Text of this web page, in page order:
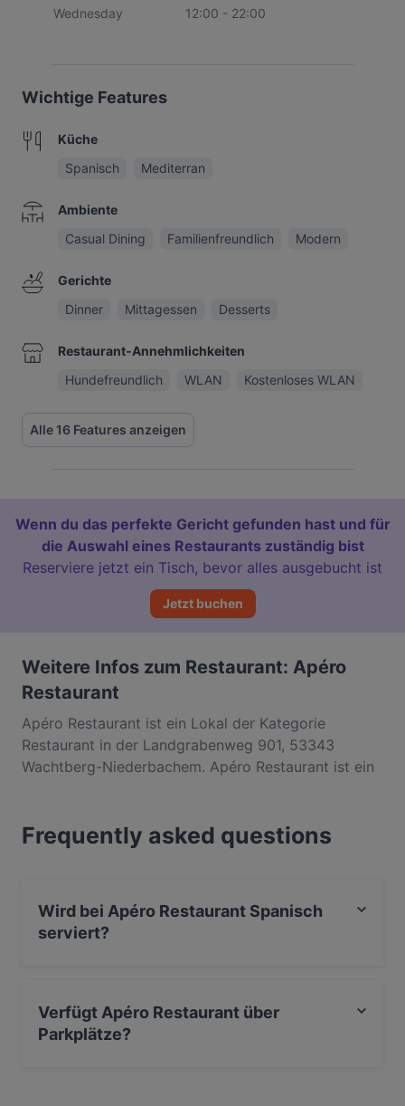
Wednesday
12:00 - 22:00
Wichtige Features
Küche
Spanisch
Mediterran
Ambiente
Casual Dining
Familienfreundlich Modern
Gerichte
Dinner
Mittagessen Desserts
Restaurant-Annehmlichkeiten
Hundefreundlich
WLAN Kostenloses WLAN
Alle 16 Features anzeigen
Wenn du das perfekte Gericht gefunden hast und für
die Auswahl eines Restaurants zuständig bist
Reserviere jetzt ein Tisch, bevor alles ausgebucht ist
Jetzt buchen
Weitere Infos zum Restaurant: Apéro
Restaurant
Apéro Restaurant ist ein Lokal der Kategorie
Restaurant in der Landgrabenweg 901, 53343
Wachtberg-Niederbachem. Apéro Restaurant ist ein
einem kompletten Feinschmeckererlebnis bist,
entdecke die Gerichte im Apéro Restaurant und
Frequently asked questions
Wird bei Apéro Restaurant Spanisch
serviert?
Verfügt Apéro Restaurant über
Parkplätze?